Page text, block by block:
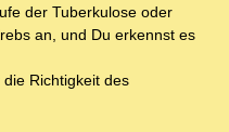
der Tuberkulose oder
an, und Du erkennst es
Richtigkeit des